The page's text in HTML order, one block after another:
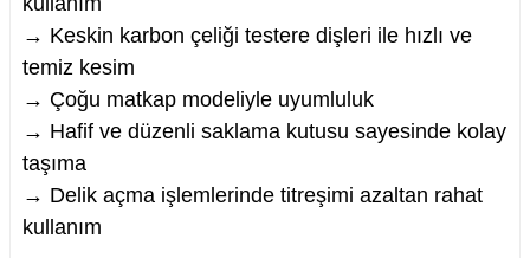
→ Keskin karbon çeliği testere dişleri ile hızlı ve
temiz kesim
→ Çoğu matkap modeliyle uyumluluk
→ Hafif ve düzenli saklama kutusu sayesinde kolay
taşıma
→ Delik açma işlemlerinde titreşimi azaltan rahat
kullanım